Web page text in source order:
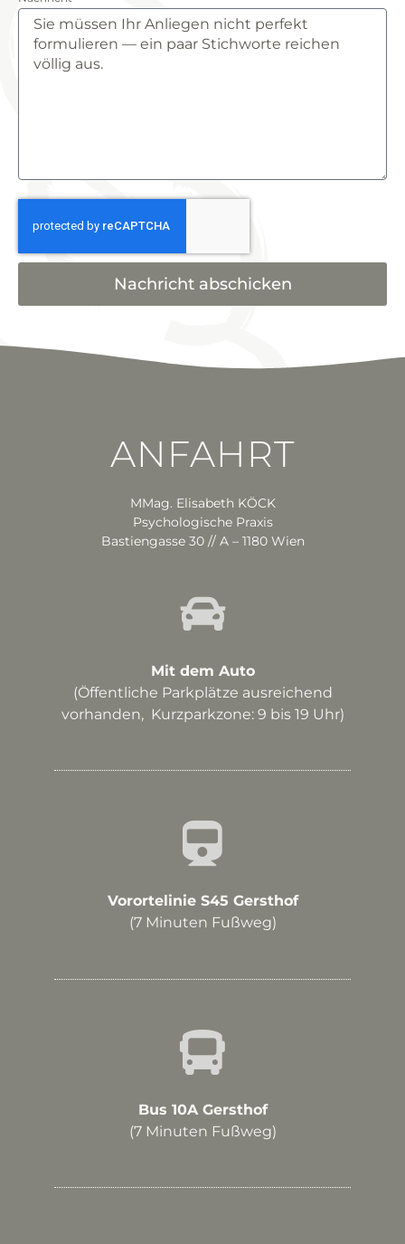
Nachricht abschicken
ANFAHRT
MMag. Elisabeth KÖCK
Psychologische Praxis
Bastiengasse 30 // A – 1180 Wien
Mit dem Auto
(Öffentliche Parkplätze ausreichend
vorhanden, Kurzparkzone: 9 bis 19 Uhr)
Vorortelinie S45 Gersthof
(7 Minuten Fußweg)
Bus 10A Gersthof
(7 Minuten Fußweg)